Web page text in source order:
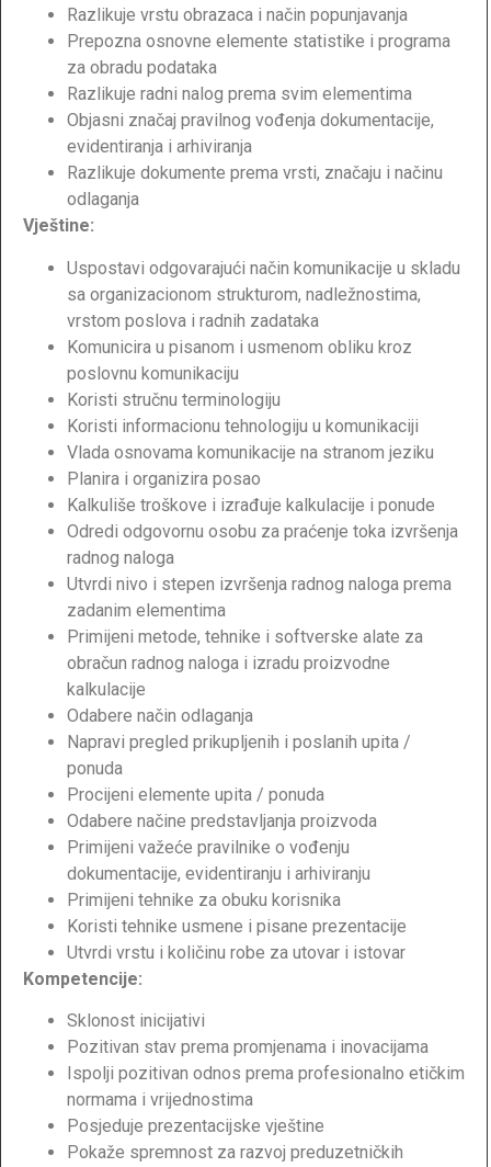
Razlikuje vrstu obrazaca i način popunjavanja
Prepozna osnovne elemente statistike i programa
za obradu podataka
Razlikuje radni nalog prema svim elementima
Objasni značaj pravilnog vođenja dokumentacije,
evidentiranja i arhiviranja
Razlikuje dokumente prema vrsti, značaju i načinu
odlaganja
Vještine:
Uspostavi odgovarajući način komunikacije u skladu
sa organizacionom strukturom, nadležnostima,
vrstom poslova i radnih zadataka
Komunicira u pisanom i usmenom obliku kroz
poslovnu komunikaciju
Koristi stručnu terminologiju
Koristi informacionu tehnologiju u komunikaciji
Vlada osnovama komunikacije na stranom jeziku
Planira i organizira posao
Kalkuliše troškove i izrađuje kalkulacije i ponude
Odredi odgovornu osobu za praćenje toka izvršenja
radnog naloga
Utvrdi nivo i stepen izvršenja radnog naloga prema
zadanim elementima
Primijeni metode, tehnike i softverske alate za
obračun radnog naloga i izradu proizvodne
kalkulacije
Odabere način odlaganja
Napravi pregled prikupljenih i poslanih upita /
ponuda
Procijeni elemente upita / ponuda
Odabere načine predstavljanja proizvoda
Primijeni važeće pravilnike o vođenju
dokumentacije, evidentiranju i arhiviranju
Primijeni tehnike za obuku korisnika
Koristi tehnike usmene i pisane prezentacije
Utvrdi vrstu i količinu robe za utovar i istovar
Kompetencije:
Sklonost inicijativi
Pozitivan stav prema promjenama i inovacijama
Ispolji pozitivan odnos prema profesionalno etičkim
normama i vrijednostima
Posjeduje prezentacijske vještine
Pokaže spremnost za razvoj preduzetničkih